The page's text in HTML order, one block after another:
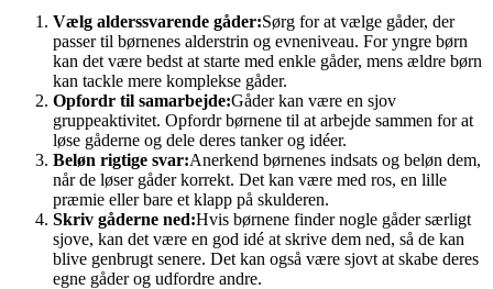
Vælg alderssvarende gåder:Sørg for at vælge gåder, der
passer til børnenes alderstrin og evneniveau. For yngre børn
kan det være bedst at starte med enkle gåder, mens ældre børn
kan tackle mere komplekse gåder.
Opfordr til samarbejde:Gåder kan være en sjov
gruppeaktivitet. Opfordr børnene til at arbejde sammen for at
løse gåderne og dele deres tanker og idéer.
Beløn rigtige svar:Anerkend børnenes indsats og beløn dem,
når de løser gåder korrekt. Det kan være med ros, en lille
præmie eller bare et klapp på skulderen.
Skriv gåderne ned:Hvis børnene finder nogle gåder særligt
sjove, kan det være en god idé at skrive dem ned, så de kan
blive genbrugt senere. Det kan også være sjovt at skabe deres
egne gåder og udfordre andre.